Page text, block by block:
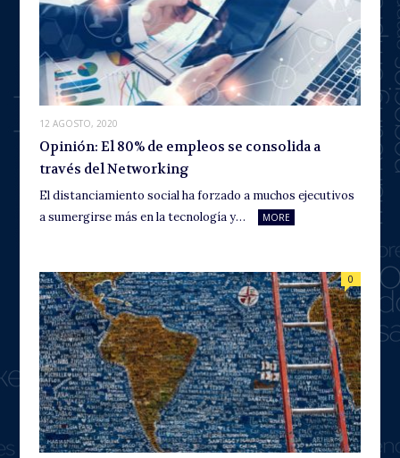
12 AGOSTO, 2020
Opinión: El 80% de empleos se consolida a
través del Networking
El distanciamiento social ha forzado a muchos ejecutivos
a sumergirse más en la tecnología y…
MORE
0